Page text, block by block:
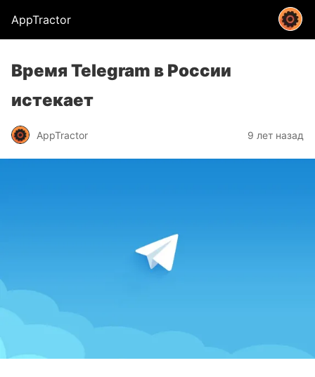
AppTractor
Время Telegram в России
истекает
AppTractor 9 лет назад